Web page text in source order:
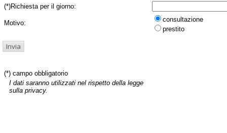
(*)Richiesta per il giorno:
Motivo:
consultazione
prestito
(*) campo obbligatorio
I dati saranno utilizzati nel rispetto della legge
sulla privacy.